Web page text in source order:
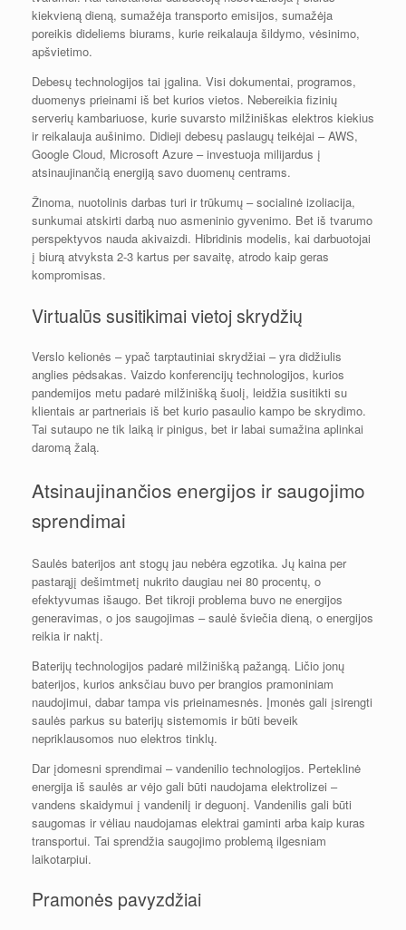
kiekvieną dieną, sumažėja transporto emisijos, sumažėja
poreikis dideliems biurams, kurie reikalauja šildymo, vėsinimo,
apšvietimo.
Debesų technologijos tai įgalina. Visi dokumentai, programos,
duomenys prieinami iš bet kurios vietos. Nebereikia fizinių
serverių kambariuose, kurie suvarsto milžiniškas elektros kiekius
ir reikalauja aušinimo. Didieji debesų paslaugų teikėjai – AWS,
Google Cloud, Microsoft Azure – investuoja milijardus į
atsinaujinančią energiją savo duomenų centrams.
Žinoma, nuotolinis darbas turi ir trūkumų – socialinė izoliacija,
sunkumai atskirti darbą nuo asmeninio gyvenimo. Bet iš tvarumo
perspektyvos nauda akivaizdi. Hibridinis modelis, kai darbuotojai
į biurą atvyksta 2-3 kartus per savaitę, atrodo kaip geras
kompromisas.
Virtualūs susitikimai vietoj skrydžių
Verslo kelionės – ypač tarptautiniai skrydžiai – yra didžiulis
anglies pėdsakas. Vaizdo konferencijų technologijos, kurios
pandemijos metu padarė milžinišką šuolį, leidžia susitikti su
klientais ar partneriais iš bet kurio pasaulio kampo be skrydimo.
Tai sutaupo ne tik laiką ir pinigus, bet ir labai sumažina aplinkai
daromą žalą.
Atsinaujinančios energijos ir saugojimo
sprendimai
Saulės baterijos ant stogų jau nebėra egzotika. Jų kaina per
pastarąjį dešimtmetį nukrito daugiau nei 80 procentų, o
efektyvumas išaugo. Bet tikroji problema buvo ne energijos
generavimas, o jos saugojimas – saulė šviečia dieną, o energijos
reikia ir naktį.
Baterijų technologijos padarė milžinišką pažangą. Ličio jonų
baterijos, kurios anksčiau buvo per brangios pramoniniam
naudojimui, dabar tampa vis prieinamesnės. Įmonės gali įsirengti
saulės parkus su baterijų sistemomis ir būti beveik
nepriklausomos nuo elektros tinklų.
Dar įdomesni sprendimai – vandenilio technologijos. Perteklinė
energija iš saulės ar vėjo gali būti naudojama elektrolizei –
vandens skaidymui į vandenilį ir deguonį. Vandenilis gali būti
saugomas ir vėliau naudojamas elektrai gaminti arba kaip kuras
transportui. Tai sprendžia saugojimo problemą ilgesniam
laikotarpiui.
Pramonės pavyzdžiai